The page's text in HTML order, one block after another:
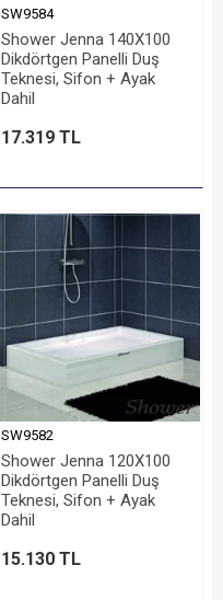
SW9584
Shower Jenna 140X100
Dikdörtgen Panelli Duş
Teknesi, Sifon + Ayak
Dahil
17.319 TL
SW9582
Shower Jenna 120X100
Dikdörtgen Panelli Duş
Teknesi, Sifon + Ayak
Dahil
15.130 TL